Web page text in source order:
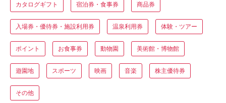
カタログギフト 宿泊券・食事券 商品券
入場券・優待券・施設利用券 温泉利用券 体験・ツアー
ポイント お食事券 動物園 美術館・博物館
遊園地 スポーツ 映画 音楽 株主優待券
その他